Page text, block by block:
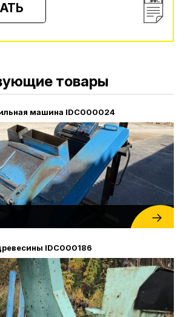
товары
машина IDC000024
IDC000186